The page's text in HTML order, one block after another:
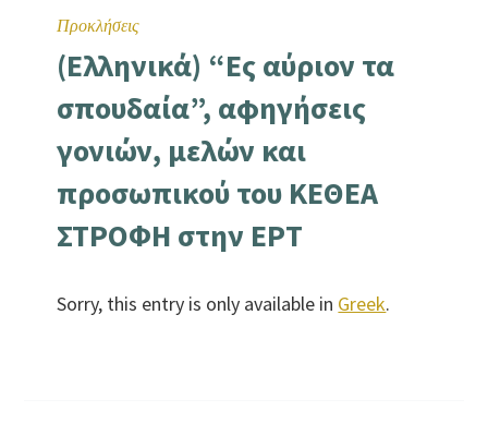
Προκλήσεις
(Ελληνικά) “Ες αύριον τα
σπουδαία”, αφηγήσεις
γονιών, μελών και
προσωπικού του ΚΕΘΕΑ
ΣΤΡΟΦΗ στην ΕΡΤ
Sorry, this entry is only available in Greek.